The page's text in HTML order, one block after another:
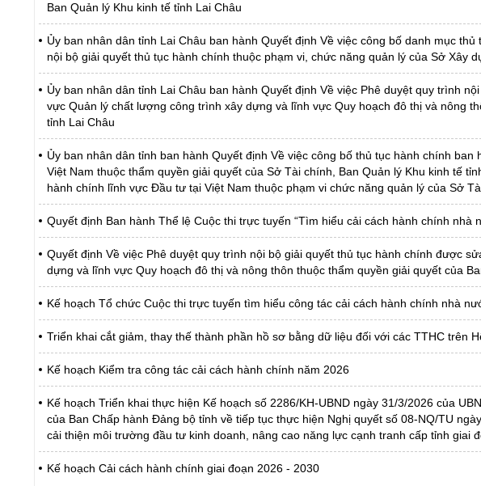
Ban Quản lý Khu kinh tế tỉnh Lai Châu
Ủy ban nhân dân tỉnh Lai Châu ban hành Quyết định Về việc công bố danh mục
nội bộ giải quyết thủ tục hành chính thuộc phạm vi, chức năng quản lý của Sở Xây
Ủy ban nhân dân tỉnh Lai Châu ban hành Quyết định Về việc Phê duyệt quy trình
vực Quản lý chất lượng công trình xây dựng và lĩnh vực Quy hoạch đô thị và nông
tỉnh Lai Châu
Ủy ban nhân dân tỉnh ban hành Quyết định Về việc công bố thủ tục hành chính
Việt Nam thuộc thẩm quyền giải quyết của Sở Tài chính, Ban Quản lý Khu kinh tế
hành chính lĩnh vực Đầu tư tại Việt Nam thuộc phạm vi chức năng quản lý của Sở
Quyết định Ban hành Thể lệ Cuộc thi trực tuyến “Tìm hiểu cải cách hành chính nhà
Quyết định Về việc Phê duyệt quy trình nội bộ giải quyết thủ tục hành chính được
dựng và lĩnh vực Quy hoạch đô thị và nông thôn thuộc thẩm quyền giải quyết của
Kế hoạch Tổ chức Cuộc thi trực tuyến tìm hiểu công tác cải cách hành chính nhà
Triển khai cắt giảm, thay thế thành phần hồ sơ bằng dữ liệu đối với các TTHC trên
Kế hoạch Kiểm tra công tác cải cách hành chính năm 2026
Kế hoạch Triển khai thực hiện Kế hoạch số 2286/KH-UBND ngày 31/3/2026 của
của Ban Chấp hành Đảng bộ tỉnh về tiếp tục thực hiện Nghị quyết số 08-NQ/TU
cải thiện môi trường đầu tư kinh doanh, nâng cao năng lực cạnh tranh cấp tỉnh giai
Kế hoạch Cải cách hành chính giai đoạn 2026 - 2030